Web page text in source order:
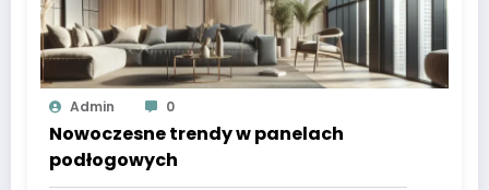
Admin 0
Nowoczesne trendy w panelach
podłogowych